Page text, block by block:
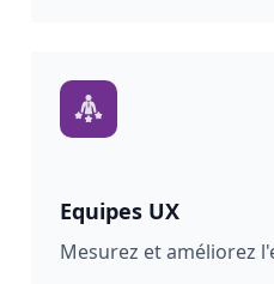
Equipes UX
Mesurez et améliorez